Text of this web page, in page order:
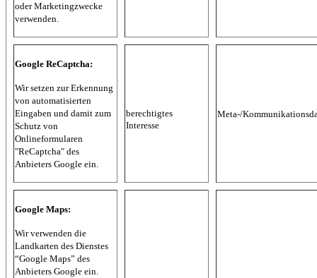
oder Marketingzwecke
verwenden.
Google ReCaptcha:
Wir setzen zur Erkennung
von automatisierten
Eingaben und damit zum
Schutz von
Onlineformularen
"ReCaptcha" des
Anbieters Google ein.
berechtigtes
Interesse
Meta-/
Google Maps:
Wir verwenden die
Landkarten des Dienstes
“Google Maps” des
Anbieters Google ein.